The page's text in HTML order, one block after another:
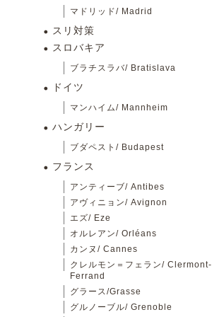
マドリッド/ Madrid
スリ対策
スロバキア
ブラチスラバ/ Bratislava
ドイツ
マンハイム/ Mannheim
ハンガリー
ブダペスト/ Budapest
フランス
アンティーブ/ Antibes
アヴィニョン/ Avignon
エズ/ Eze
オルレアン/ Orléans
カンヌ/ Cannes
クレルモン＝フェラン/ Clermont-
Ferrand
グラース/Grasse
グルノーブル/ Grenoble